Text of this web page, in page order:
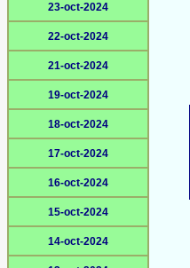
23-oct-2024
22-oct-2024
21-oct-2024
19-oct-2024
18-oct-2024
17-oct-2024
16-oct-2024
15-oct-2024
14-oct-2024